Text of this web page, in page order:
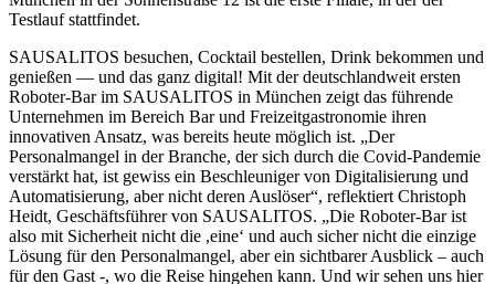
Testlauf stattfindet.
SAUSALITOS besuchen, Cocktail bestellen, Drink bekommen und
genießen — und das ganz digital! Mit der deutschlandweit ersten
Roboter-Bar im SAUSALITOS in München zeigt das führende
Unternehmen im Bereich Bar und Freizeitgastronomie ihren
innovativen Ansatz, was bereits heute möglich ist. „Der
Personalmangel in der Branche, der sich durch die Covid-Pandemie
verstärkt hat, ist gewiss ein Beschleuniger von Digitalisierung und
Automatisierung, aber nicht deren Auslöser“, reflektiert Christoph
Heidt, Geschäftsführer von SAUSALITOS. „Die Roboter-Bar ist
also mit Sicherheit nicht die ,eine‘ und auch sicher nicht die einzige
Lösung für den Personalmangel, aber ein sichtbarer Ausblick – auch
für den Gast -, wo die Reise hingehen kann. Und wir sehen uns hier